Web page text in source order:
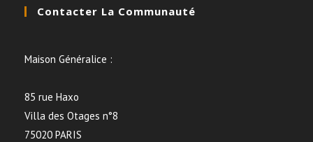
Contacter La Communauté
Maison Généralice :
85 rue Haxo
Villa des Otages n°8
75020 PARIS